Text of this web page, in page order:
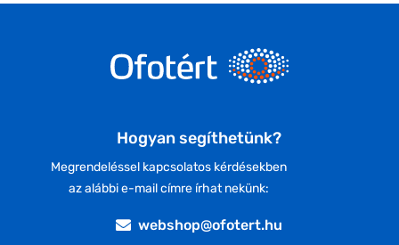
Hogyan segíthetünk?
Megrendeléssel kapcsolatos kérdésekben
az alábbi e-mail címre írhat nekünk:
webshop@ofotert.hu